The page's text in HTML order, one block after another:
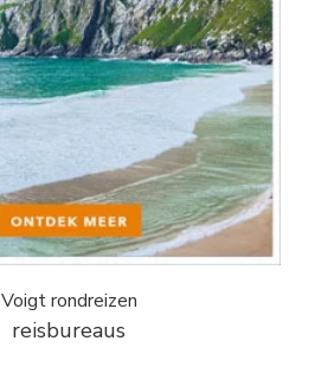
Voigt rondreizen
reisbureaus